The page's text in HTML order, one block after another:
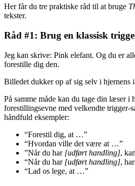
Her får du tre praktiske råd til at bruge
tekster.
Råd #1: Brug en klassisk
Jeg kan skrive: Pink elefant. Og du er
forestille dig den.
Billedet dukker op af sig selv i hjernens
På samme måde kan du tage din læser i
forestillingsevne med velkendte trigger-
håndfuld eksempler:
“Forestil dig, at …”
“Hvordan ville det være at …”
”Når du har [udført handling],
“Når du har [udført handling],
“Lad os lege, at …”